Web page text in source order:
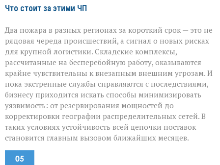
Что стоит за этими ЧП
Два пожара в разных регионах за короткий срок — это не
рядовая череда происшествий, а сигнал о новых рисках
для крупной логистики. Складские комплексы,
рассчитанные на бесперебойную работу, оказываются
крайне чувствительны к внезапным внешним угрозам. И
пока экстренные службы справляются с последствиями,
бизнесу приходится искать способы минимизировать
уязвимость: от резервирования мощностей до
корректировки географии распределительных сетей. В
таких условиях устойчивость всей цепочки поставок
становится главным вызовом ближайших месяцев.
05